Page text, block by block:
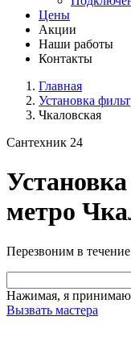
Цены
Акции
Наши работы
Контакты
Главная
Установка
Чкаловская
Сантехник 24
метро
Перезвоним в
Нажимая, я принимаю
Вызвать мастера